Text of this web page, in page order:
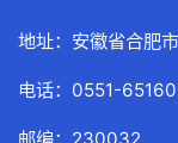
地址：安徽省合肥
电话：0551-